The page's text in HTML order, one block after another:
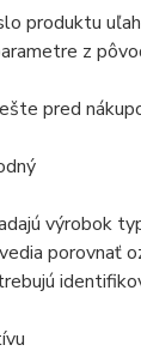
produktu
z
pred
výrobok
porovnať